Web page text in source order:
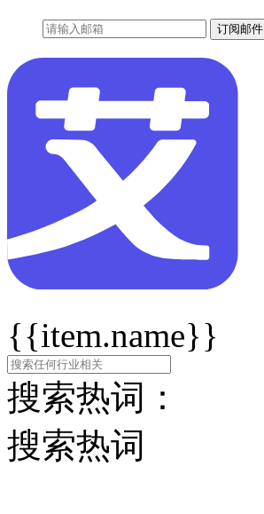
订阅邮件
{{item.name}}
搜索热词：
搜索热词